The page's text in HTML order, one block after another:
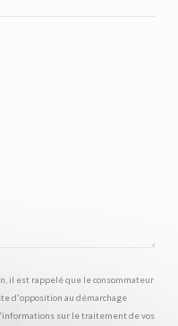
il est rappelé que le consommateur
d'opposition au démarchage
sur le traitement de vos